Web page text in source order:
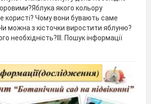
якого кольору
користі? Чому вони бувають саме
можна з кісточки виростити яблуню?
необхідність?ІІІ. Пошук інформації